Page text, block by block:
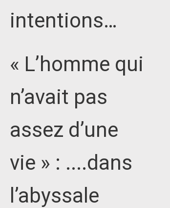
intentions…
« L’homme qui
n’avait pas
assez d’une
vie » : ....dans
l’abyssale